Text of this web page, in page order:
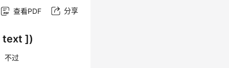
查看PDF 分享
text ])
不过